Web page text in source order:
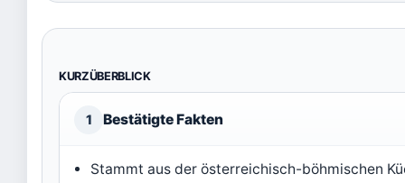
KURZÜBERBLICK
1 Bestätigte Fakten
Stammt aus der österreichisch-böhmischen